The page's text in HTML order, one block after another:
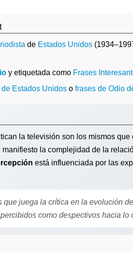
de Estados Unidos
y etiquetada como Frases
Estados Unidos o frases de Odio
la televisión son los mismos que
la complejidad de la
está influenciada por las
que juega la crítica en la evolución
como despectivos hacia lo